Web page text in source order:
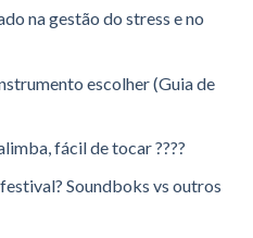
na gestão do stress e no
escolher (Guia de
fácil de tocar ????
Soundboks vs outros